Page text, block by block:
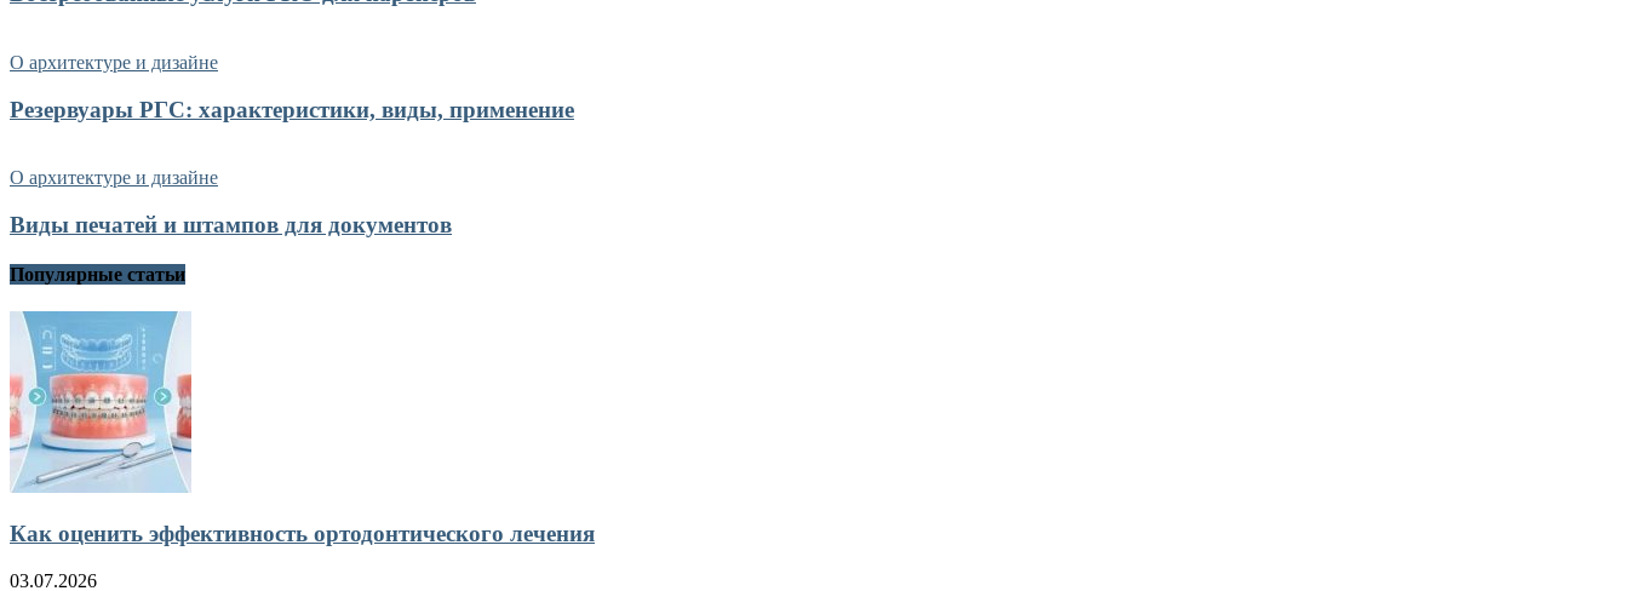
О архитектуре и дизайне
Резервуары РГС: характеристики, виды, применение
О архитектуре и дизайне
Виды печатей и штампов для документов
Популярные статьи
Как оценить эффективность ортодонтического лечения
03.07.2026